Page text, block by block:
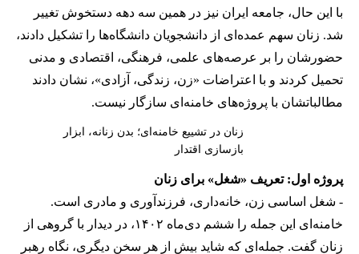
با این حال، جامعه ایران نیز در همین سه دهه دستخوش تغییر
شد. زنان سهم عمده‌ای از دانشجویان دانشگاه‌ها را تشکیل دادند،
حضورشان را بر عرصه‌های علمی، فرهنگی، اقتصادی و مدنی
تحمیل کردند و با اعتراضات «زن، زندگی، آزادی»، نشان دادند
مطالباتشان با پروژه‌های خامنه‌ای سازگار نیست.
زنان در تشییع خامنه‌ای؛ بدن زنانه، ابزار
بازسازی اقتدار
پروژه اول: تعریف «شغل» برای زنان
- شغل اساسی زن، خانه‌داری، فرزندآوری و مادری است.
خامنه‌ای این جمله را ششم دی‌ماه ۱۴۰۲، در دیدار با گروهی از
زنان گفت. جمله‌ای که شاید بیش از هر سخن دیگری، نگاه رهبر